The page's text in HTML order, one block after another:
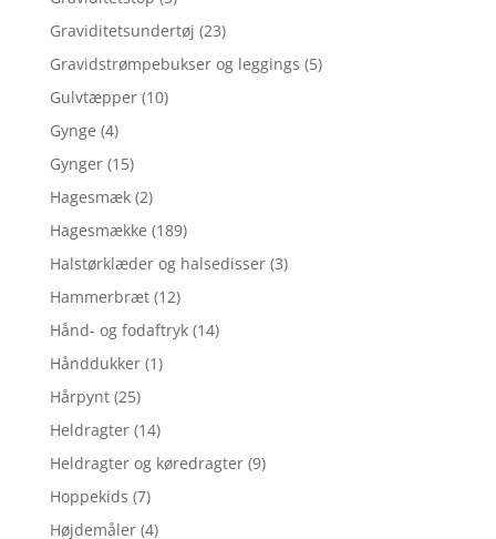
Graviditetsundertøj (23)
Gravidstrømpebukser og leggings (5)
Gulvtæpper (10)
Gynge (4)
Gynger (15)
Hagesmæk (2)
Hagesmække (189)
Halstørklæder og halsedisser (3)
Hammerbræt (12)
Hånd- og fodaftryk (14)
Hånddukker (1)
Hårpynt (25)
Heldragter (14)
Heldragter og køredragter (9)
Hoppekids (7)
Højdemåler (4)